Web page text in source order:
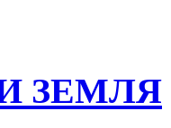
ЗЕМЛЯ